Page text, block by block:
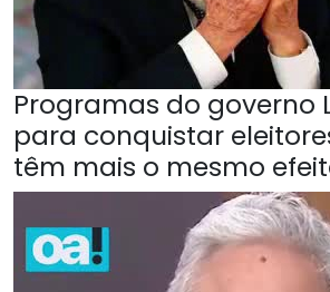
Programas do governo
para conquistar
têm mais o mesmo